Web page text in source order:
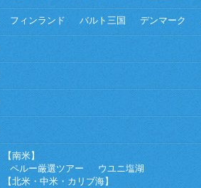
フィンランド バルト三国 デンマーク
【南米】
ペルー厳選ツアー
ウユニ塩湖
【北米・中米・カリブ海】